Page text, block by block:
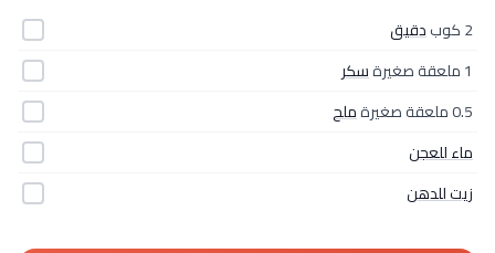
2 كوب
دقيق
1 ملعقة صغيرة
سكر
0.5 ملعقة صغيرة
ملح
ماء للعجن
زيت للدهن